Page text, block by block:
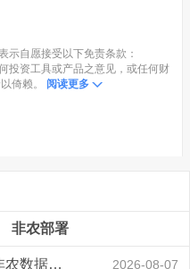
示自愿接受以下免责条款：
投资工具或产品之意见，或任何财
倚赖。
阅读更多
非农部署
领峰金评：万事俱备 黄金只欠非农数据“东风” 2026-08-07